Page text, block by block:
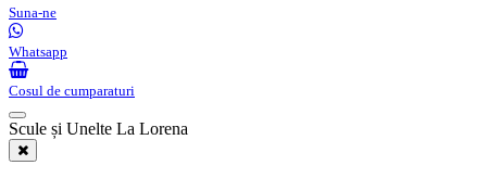
Suna-ne
Whatsapp
Cosul de cumparaturi
Scule și Unelte La Lorena